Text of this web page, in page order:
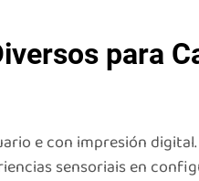
para
e con impresión
sensoriais en